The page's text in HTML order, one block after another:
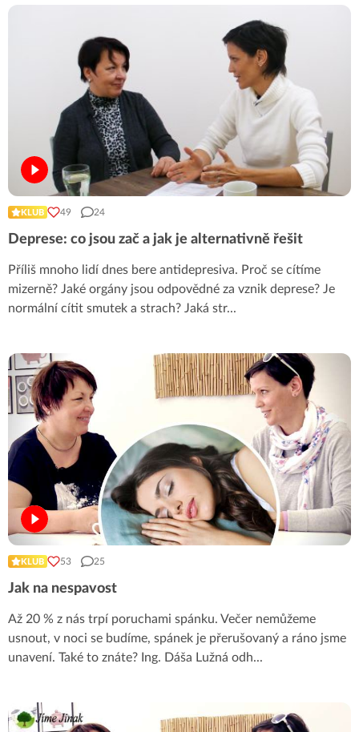
KLUB 49 24
Deprese: co jsou zač a jak je alternativně řešit
Příliš mnoho lidí dnes bere antidepresiva. Proč se cítíme
mizerně? Jaké orgány jsou odpovědné za vznik deprese? Je
normální cítit smutek a strach? Jaká str...
KLUB 53 25
Jak na nespavost
Až 20 % z nás trpí poruchami spánku. Večer nemůžeme
usnout, v noci se budíme, spánek je přerušovaný a ráno jsme
unavení. Také to znáte? Ing. Dáša Lužná odh...